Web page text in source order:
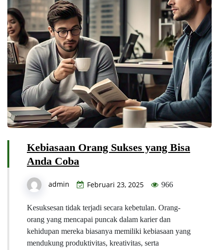
Kebiasaan Orang Sukses yang Bisa
Anda Coba
admin Februari 23, 2025 966
Kesuksesan tidak terjadi secara kebetulan. Orang-
orang yang mencapai puncak dalam karier dan
kehidupan mereka biasanya memiliki kebiasaan yang
mendukung produktivitas, kreativitas, serta